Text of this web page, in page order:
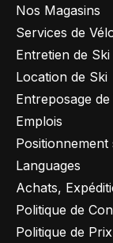
Nos Magasins
Services de
Entretien de Ski
Location de Ski
Entreposage de
Emplois
Positionnement
Languages
Achats,
Politique de
Politique de Prix